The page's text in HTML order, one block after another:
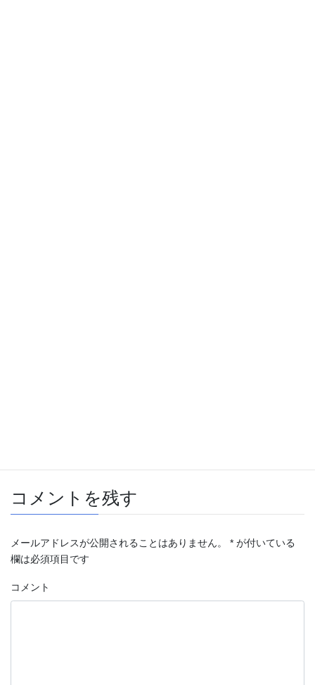
コメントを残す
メールアドレスが公開されることはありません。 * が付いている
欄は必須項目です
コメント